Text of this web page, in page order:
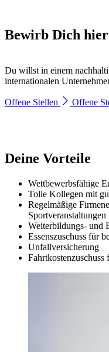
Bewirb Dich
Du willst in einem
internationalen
Offene Stellen Offene
Deine Vorteile
Wettbewerbsfähige
Tolle Kollegen mit
Regelmäßige
Sportveranstaltungen
Weiterbildungs- und
Essenszuschuss für
Unfallversicherung